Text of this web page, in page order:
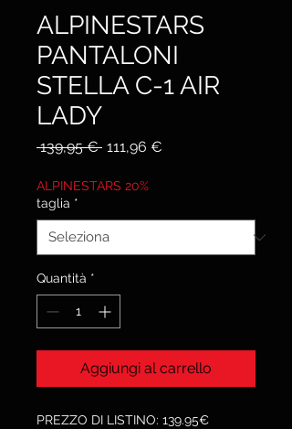
ALPINESTARS
PANTALONI
STELLA C-1 AIR
LADY
139,95 € Prezzo
111,96 €
ALPINESTARS 20%
taglia *
Quantità *
Aggiungi al carrello
PREZZO DI LISTINO: 139.95€